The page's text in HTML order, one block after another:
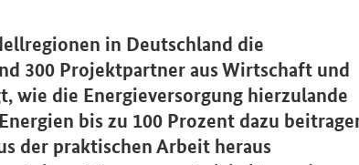
in Deutschland die
300 Projektpartner aus Wirtschaft und
wie die Energieversorgung hierzulande
bis zu 100 Prozent dazu beitragen.
der praktischen Arbeit heraus
Lösungen entwickelt, um der